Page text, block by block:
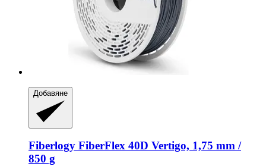
Добавяне
Fiberlogy FiberFlex 40D Vertigo, 1,75 mm /
850 g